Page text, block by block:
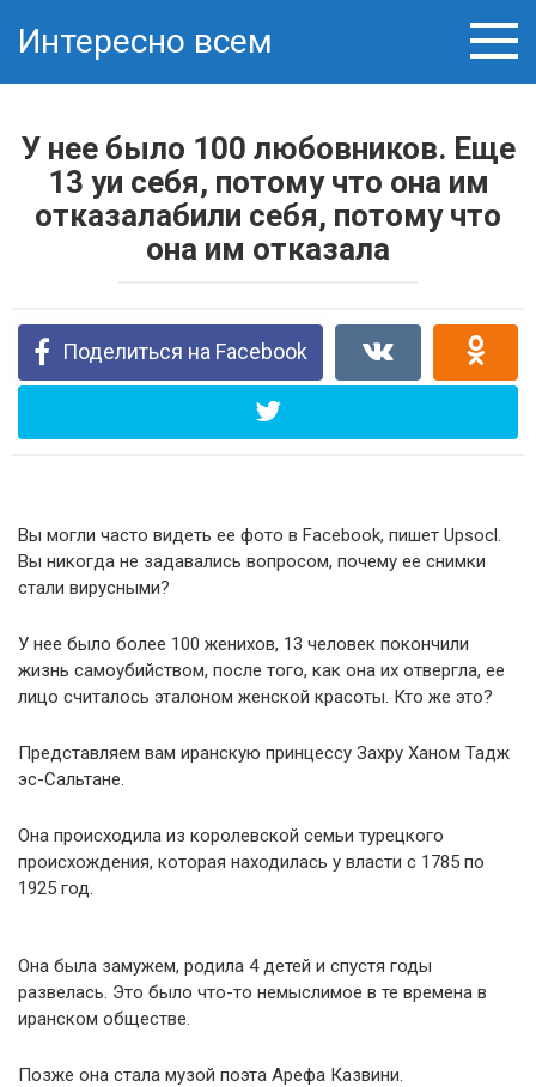
Интересно всем
У нее было 100 любовников. Еще
13 уи себя, потому что она им
отказалабили себя, потому что
она им отказала
Поделиться на Facebook
Вы могли часто видеть ее фото в Facebook, пишет Upsocl.
Вы никогда не задавались вопросом, почему ее снимки
стали вирусными?
У нее было более 100 женихов, 13 человек покончили
жизнь самоубийством, после того, как она их отвергла, ее
лицо считалось эталоном женской красоты. Кто же это?
Представляем вам иранскую принцессу Захру Ханом Тадж
эс-Сальтане.
Она происходила из королевской семьи турецкого
происхождения, которая находилась у власти с 1785 по
1925 год.
Она была замужем, родила 4 детей и спустя годы
развелась. Это было что-то немыслимое в те времена в
иранском обществе.
Позже она стала музой поэта Арефа Казвини.